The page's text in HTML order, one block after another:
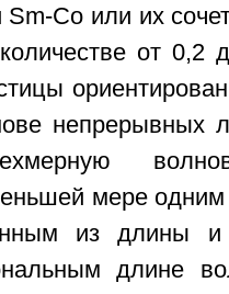
Co или их
от 0,2
непрерывных
мере одним
из длины и
длине